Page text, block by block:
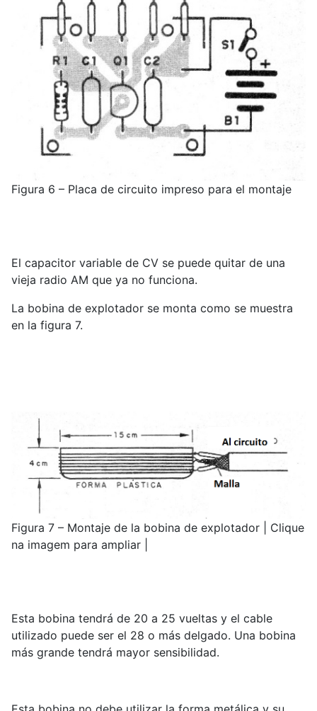
Figura 6 – Placa de circuito impreso para el montaje
El capacitor variable de CV se puede quitar de una
vieja radio AM que ya no funciona.
La bobina de explotador se monta como se muestra
en la figura 7.
Figura 7 – Montaje de la bobina de explotador | Clique
na imagem para ampliar |
Esta bobina tendrá de 20 a 25 vueltas y el cable
utilizado puede ser el 28 o más delgado. Una bobina
más grande tendrá mayor sensibilidad.